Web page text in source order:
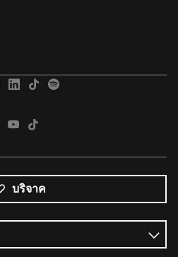
บริจาค